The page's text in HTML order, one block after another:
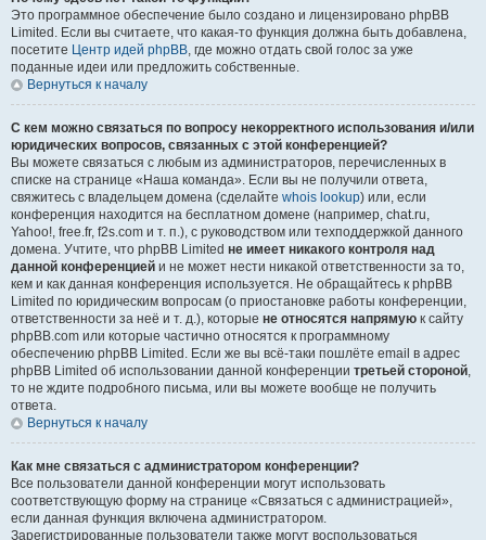
Это программное обеспечение было создано и лицензировано phpBB
Limited. Если вы считаете, что какая-то функция должна быть добавлена,
посетите Центр идей phpBB, где можно отдать свой голос за уже
поданные идеи или предложить собственные.
Вернуться к началу
С кем можно связаться по вопросу некорректного использования и/или
юридических вопросов, связанных с этой конференцией?
Вы можете связаться с любым из администраторов, перечисленных в
списке на странице «Наша команда». Если вы не получили ответа,
свяжитесь с владельцем домена (сделайте whois lookup) или, если
конференция находится на бесплатном домене (например, chat.ru,
Yahoo!, free.fr, f2s.com и т. п.), с руководством или техподдержкой данного
домена. Учтите, что phpBB Limited не имеет никакого контроля над
данной конференцией и не может нести никакой ответственности за то,
кем и как данная конференция используется. Не обращайтесь к phpBB
Limited по юридическим вопросам (о приостановке работы конференции,
ответственности за неё и т. д.), которые не относятся напрямую к сайту
phpBB.com или которые частично относятся к программному
обеспечению phpBB Limited. Если же вы всё-таки пошлёте email в адрес
phpBB Limited об использовании данной конференции третьей стороной,
то не ждите подробного письма, или вы можете вообще не получить
ответа.
Вернуться к началу
Как мне связаться с администратором конференции?
Все пользователи данной конференции могут использовать
соответствующую форму на странице «Связаться с администрацией»,
если данная функция включена администратором.
Зарегистрированные пользователи также могут воспользоваться